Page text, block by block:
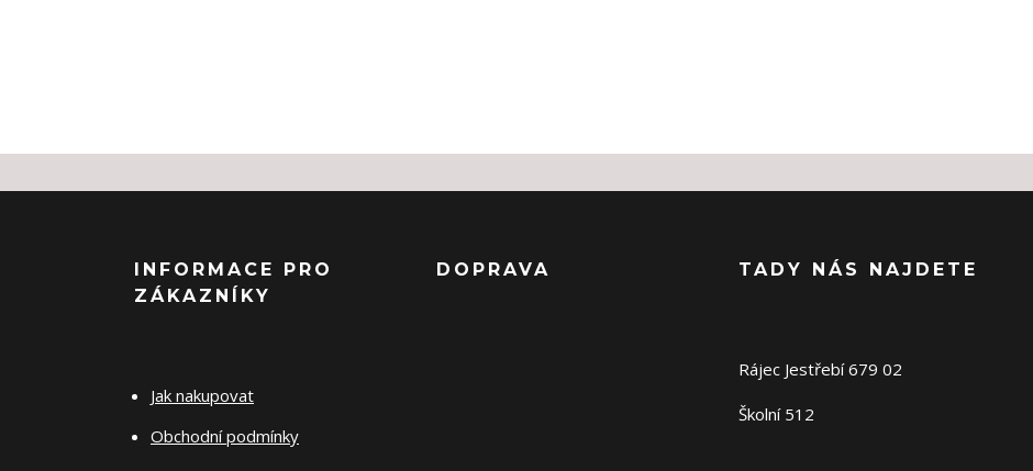
INFORMACE PRO
ZÁKAZNÍKY
Jak nakupovat
Obchodní podmínky
DOPRAVA TADY NÁS NAJDETE
Rájec Jestřebí 679 02
Školní 512